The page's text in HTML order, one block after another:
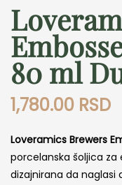
80 ml
1,780.00 RSD
Loveramics Brewers
porcelanska šoljica
dizajnirana da naglasi